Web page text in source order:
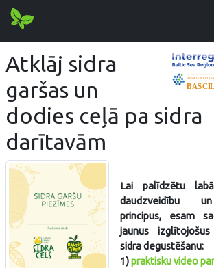
Atklāj sidra
garšas un
dodies ceļā pa sidra
darītavām
Lai palīdzētu
daudzveidību
principus, esam
jaunus
sidra degustēšanu:
1)praktisku video